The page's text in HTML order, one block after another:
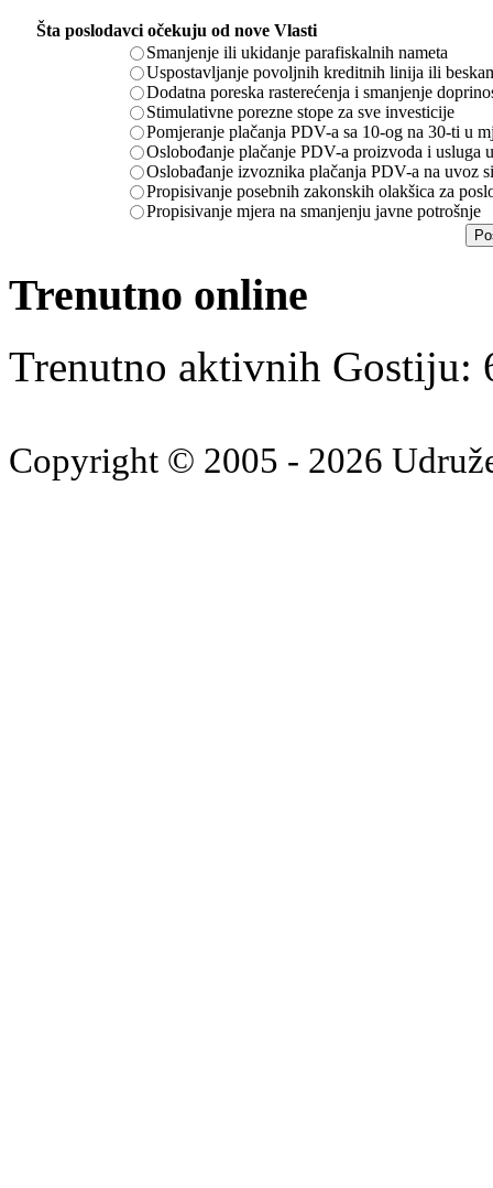
Šta poslodavci očekuju od nove Vlasti
Smanjenje ili ukidanje parafiskalnih nameta
Uspostavljanje povoljnih kreditnih linija ili
Dodatna poreska rasterećenja i smanjenje
Stimulativne porezne stope za sve investicije
Pomjeranje plačanja PDV-a sa 10-og na 30-ti u
Oslobođanje plačanje PDV-a proizvoda i usluga
Oslobađanje izvoznika plačanja PDV-a na uvoz
Propisivanje posebnih zakonskih olakšica za
Propisivanje mjera na smanjenju javne potrošnje
Trenutno online
Trenutno aktivnih Gostiju:
Copyright © 2005 - 2026